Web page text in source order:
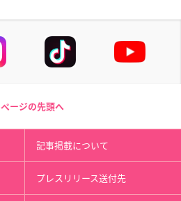
ページの先頭へ
記事掲載について
プレスリリース送付先